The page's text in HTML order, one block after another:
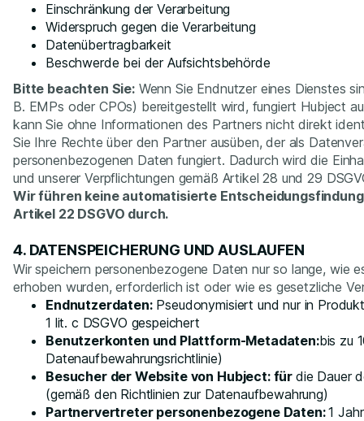
Einschränkung der Verarbeitung
Widerspruch gegen die Verarbeitung
Datenübertragbarkeit
Beschwerde bei der Aufsichtsbehörde
Bitte beachten Sie:Wenn Sie Endnutzer eines Dienstes
B. EMPs oder CPOs) bereitgestellt wird, fungiert Hubject
kann Sie ohne Informationen des Partners nicht direkt
Sie Ihre Rechte über den Partner ausüben, der als
personenbezogenen Daten fungiert. Dadurch wird die
und unserer Verpflichtungen gemäß Artikel 28 und 29
Wir führen keine automatisierte
Artikel 22 DSGVO durch.
4. DATENSPEICHERUNG UND AUSLAUFEN
Wir speichern personenbezogene Daten nur so lange, wie
erhoben wurden, erforderlich ist oder wie es gesetzliche
Endnutzerdaten:Pseudonymisiert und nur in
1 lit. c DSGVO gespeichert
Benutzerkonten und Plattform-Metadaten:bis zu
Datenaufbewahrungsrichtlinie)
Besucher der Website von Hubject: für die Dauer
(gemäß den Richtlinien zur Datenaufbewahrung)
Partnervertreter personenbezogene Daten:1